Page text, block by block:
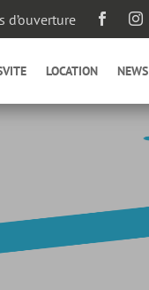
d’ouverture  
LOCATION NEWS